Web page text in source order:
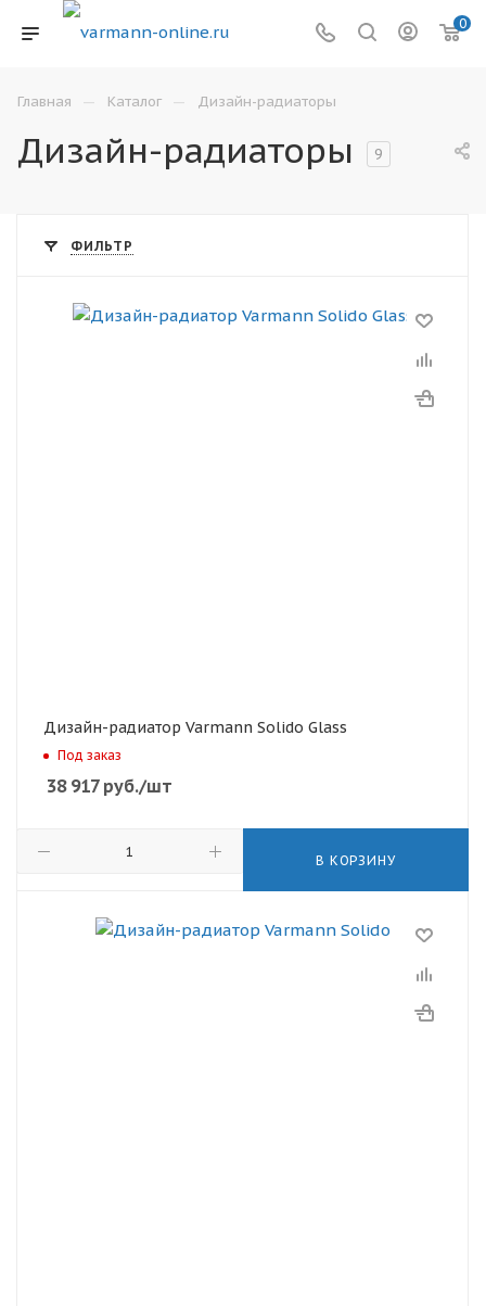
0
Главная — Каталог — Дизайн-радиаторы
Дизайн-радиаторы 9
ФИЛЬТР
Дизайн-радиатор Varmann Solido Glass
Под заказ
38 917руб./шт
В КОРЗИНУ